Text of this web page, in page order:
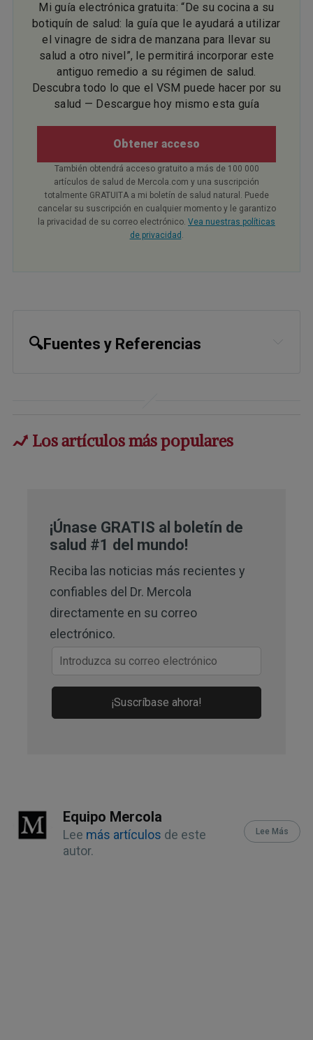
Mi guía electrónica gratuita: “De su cocina a su
botiquín de salud: la guía que le ayudará a utilizar
el vinagre de sidra de manzana para llevar su
salud a otro nivel”, le permitirá incorporar este
antiguo remedio a su régimen de salud.
Descubra todo lo que el VSM puede hacer por su
salud — Descargue hoy mismo esta guía
Obtener acceso
También obtendrá acceso gratuito a más de 100 000
artículos de salud de Mercola.com y una suscripción
totalmente GRATUITA a mi boletín de salud natural. Puede
cancelar su suscripción en cualquier momento y le garantizo
la privacidad de su correo electrónico. Vea nuestras políticas
de privacidad .
🔍Fuentes y Referencias
Los artículos más populares
¡Únase GRATIS al boletín de
salud #1 del mundo!
Reciba las noticias más recientes y
confiables del Dr. Mercola
directamente en su correo
electrónico.
¡Suscríbase ahora!
Equipo Mercola
Lee más artículos de este
autor.
Lee Más